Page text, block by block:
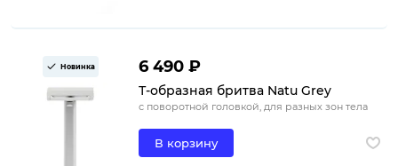
Новинка 6 490 ₽
Т-образная бритва Natu Grey
с поворотной головкой, для разных зон тела
В корзину